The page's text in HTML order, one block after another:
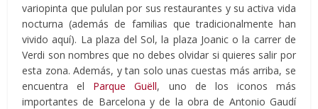
variopinta que pululan por sus restaurantes y su activa vida
nocturna (además de familias que tradicionalmente han
vivido aquí). La plaza del Sol, la plaza Joanic o la carrer de
Verdi son nombres que no debes olvidar si quieres salir por
esta zona. Además, y tan solo unas cuestas más arriba, se
encuentra el Parque Guëll, uno de los iconos más
importantes de Barcelona y de la obra de Antonio Gaudí